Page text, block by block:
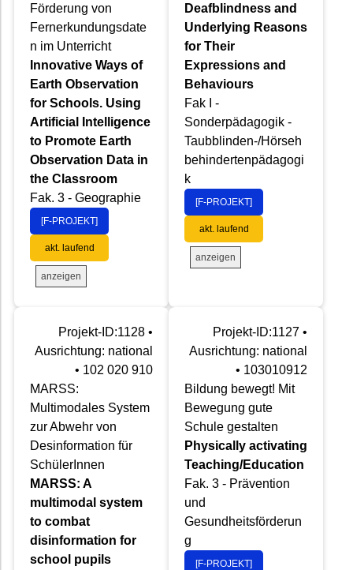
Förderung von
Fernerkundungsdate
n im Unterricht
Innovative Ways of
Earth Observation
for Schools. Using
Artificial Intelligence
to Promote Earth
Observation Data in
the Classroom
Fak. 3 - Geographie
[F-PROJEKT]
akt. laufend
anzeigen
Deafblindness and
Underlying Reasons
for Their
Expressions and
Behaviours
Fak I -
Sonderpädagogik -
Taubblinden-/Hörseh
behindertenpädagogi
k
[F-PROJEKT]
akt. laufend
anzeigen
Projekt-ID:1128 •
Ausrichtung: national
• 102 020 910
MARSS:
Multimodales System
zur Abwehr von
Desinformation für
SchülerInnen
MARSS: A
multimodal system
to combat
disinformation for
school pupils
Projekt-ID:1127 •
Ausrichtung: national
• 103010912
Bildung bewegt! Mit
Bewegung gute
Schule gestalten
Physically activating
Teaching/Education
Fak. 3 - Prävention
und
Gesundheitsförderun
g
[F-PROJEKT]